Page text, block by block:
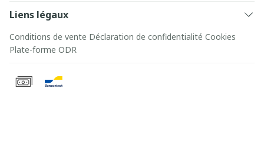
Liens légaux
Conditions de vente Déclaration de confidentialité Cookies
Plate-forme ODR